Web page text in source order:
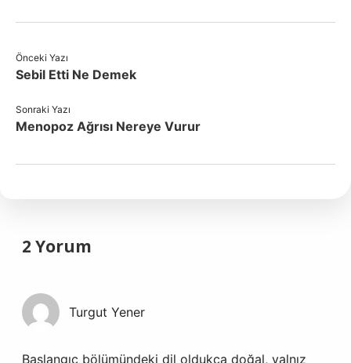
Önceki Yazı
Sebil Etti Ne Demek
Sonraki Yazı
Menopoz Ağrısı Nereye Vurur
2 Yorum
Turgut Yener
Başlangıç bölümündeki dil oldukça doğal, yalnız